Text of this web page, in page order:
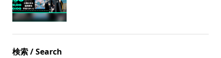
検索 / Search